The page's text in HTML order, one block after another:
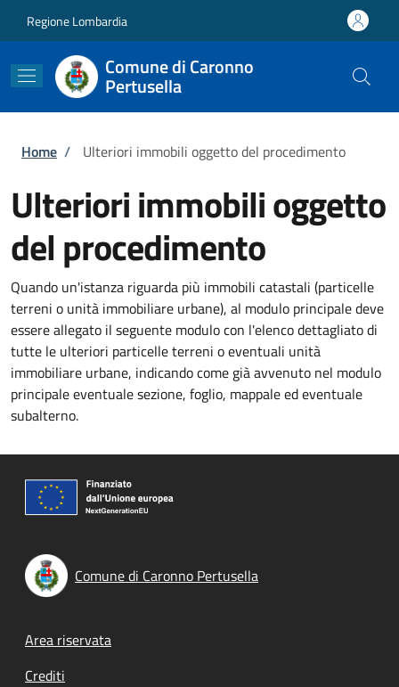
Regione Lombardia
Comune di Caronno
Pertusella
Briciole di pane
Home / Ulteriori immobili oggetto del procedimento
Ulteriori immobili oggetto
del procedimento
Quando un'istanza riguarda più immobili catastali (particelle
terreni o unità immobiliare urbane), al modulo principale deve
essere allegato il seguente modulo con l'elenco dettagliato di
tutte le ulteriori particelle terreni o eventuali unità
immobiliare urbane, indicando come già avvenuto nel modulo
principale eventuale sezione, foglio, mappale ed eventuale
subalterno.
Comune di Caronno Pertusella
Footer menu
Area riservata
Crediti